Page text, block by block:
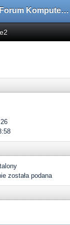
Forum Komputerowe PCFoster.pl
została podana